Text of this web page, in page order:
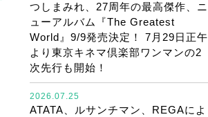
つしまみれ、27周年の最高傑作、ニ
ューアルバム『The Greatest
World』9/9発売決定！ 7月29日正午
より東京キネマ倶楽部ワンマンの2
次先行も開始！
2026.07.25
ATATA、ルサンチマン、REGAによ